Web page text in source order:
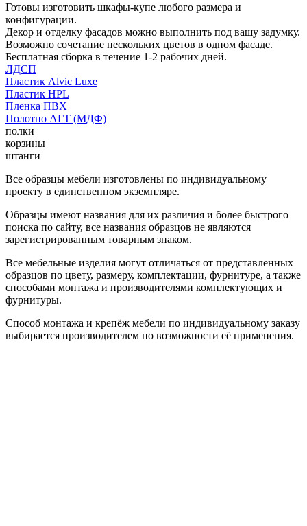
Готовы изготовить шкафы-купе любого размера и
конфигурации.
Декор и отделку фасадов можно выполнить под вашу задумку.
Возможно сочетание нескольких цветов в одном фасаде.
Бесплатная сборка в течение 1-2 рабочих дней.
ЛДСП
Пластик Alvic Luxe
Пластик HPL
Пленка ПВХ
Полотно АГТ (МДФ)
полки
корзины
штанги
Все образцы мебели изготовлены по индивидуальному
проекту в единственном экземпляре.
Образцы имеют названия для их различия и более быстрого
поиска по сайту, все названия образцов не являются
зарегистрированным товарным знаком.
Все мебельные изделия могут отличаться от представленных
образцов по цвету, размеру, комплектации, фурнитуре, а также
способами монтажа и производителями комплектующих и
фурнитуры.
Способ монтажа и крепёж мебели по индивидуальному заказу
выбирается производителем по возможности её применения.